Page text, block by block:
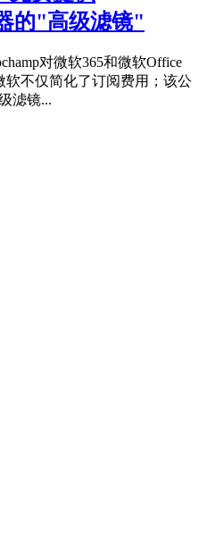
的"高级滤镜"
对微软365和微软Office
不仅简化了订阅费用；该公
滤镜...